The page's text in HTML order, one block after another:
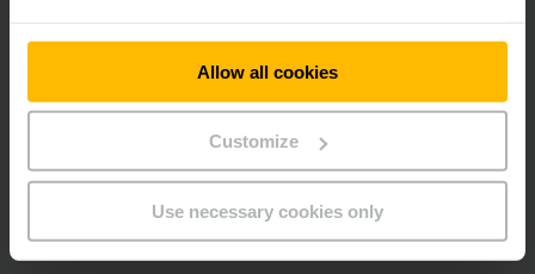
Allow all cookies
Customize
Use necessary cookies only
capables d’analyser les historiques de panne pour optimiser
la gestion des équipements et réduire les risques
d’accidents liés aux défaillances mécaniques.
Formation des équipes et culture de la
sécurité